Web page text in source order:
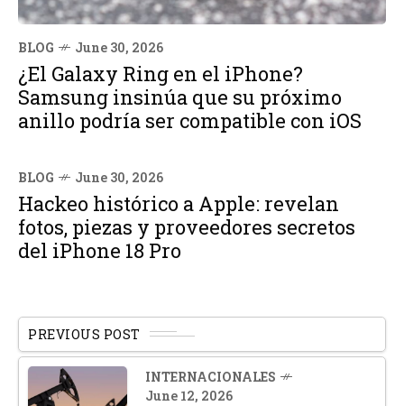
BLOG June 30, 2026
¿El Galaxy Ring en el iPhone?
Samsung insinúa que su próximo
anillo podría ser compatible con iOS
BLOG June 30, 2026
Hackeo histórico a Apple: revelan
fotos, piezas y proveedores secretos
del iPhone 18 Pro
PREVIOUS POST
INTERNACIONALES
June 12, 2026